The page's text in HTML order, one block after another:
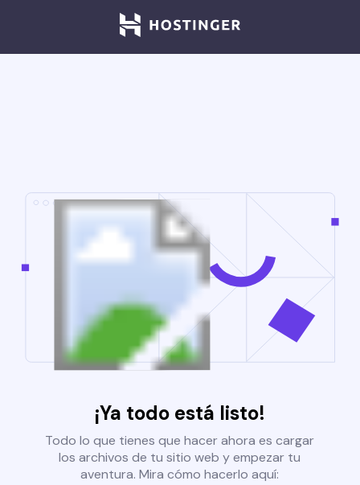
¡Ya todo está listo!
Todo lo que tienes que hacer ahora es cargar
los archivos de tu sitio web y empezar tu
aventura. Mira cómo hacerlo aquí: